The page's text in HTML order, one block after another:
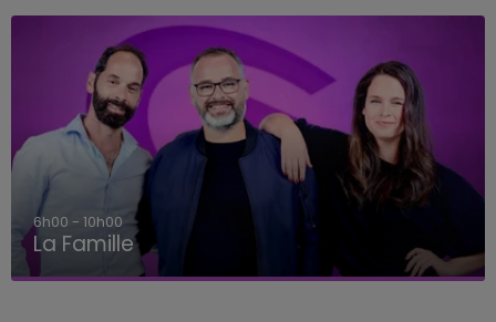
6h00 - 10h00
La Famille